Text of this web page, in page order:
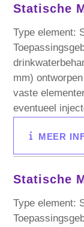
Statische
Type element:
mm)
vaste
eventueel
MEER
Statische
Type element: